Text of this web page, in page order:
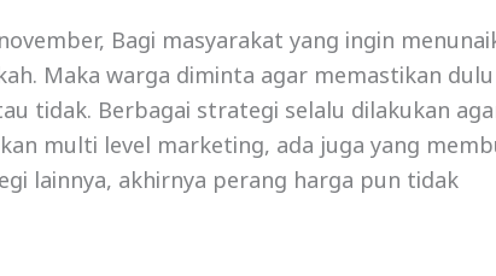
Bagi masyarakat yang ingin
Maka warga diminta agar memastikan
tidak. Berbagai strategi selalu dilakukan
multi level marketing, ada juga yang
lainnya, akhirnya perang harga pun tidak